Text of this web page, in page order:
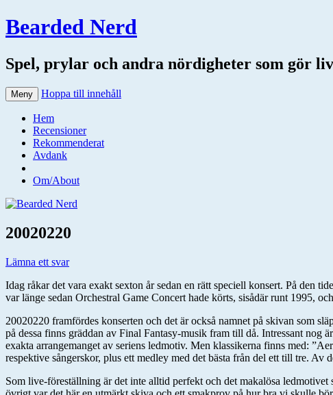
Bearded Nerd
Spel, prylar och andra nördigheter som gör
Meny Hoppa till innehåll
Hem
Recensioner
Rekommenderat
Avdank
Om/About
20020220
Lämna ett svar
Idag råkar det vara exakt sexton år sedan en rätt speciell konsert. På den
var länge sedan Orchestral Game Concert hade körts, sisådär runt 1995,
20020220 framfördes konserten och det är också namnet på skivan som
på dessa finns gräddan av Final Fantasy-musik fram till då. Intressant
exakta arrangemanget av seriens ledmotiv. Men klassikerna finns med:
respektive sångerskor, plus ett medley med det bästa från del ett till tre. Av
Som live-föreställning är det inte alltid perfekt och det makalösa